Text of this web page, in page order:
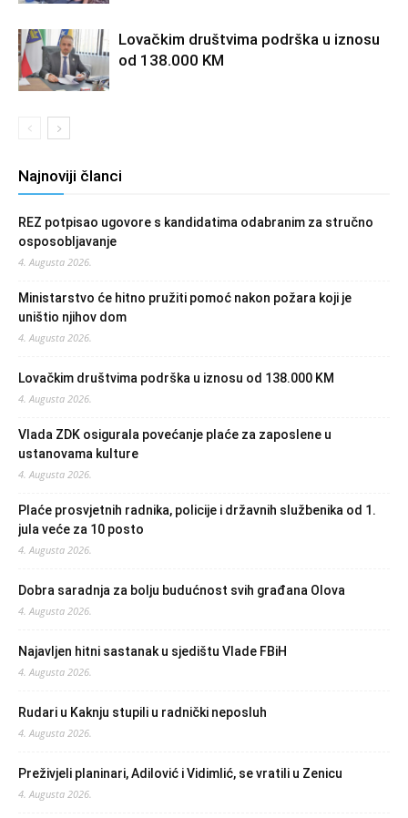
Lovačkim društvima podrška u iznosu
od 138.000 KM
Najnoviji članci
REZ potpisao ugovore s kandidatima odabranim za stručno
osposobljavanje
4. Augusta 2026.
Ministarstvo će hitno pružiti pomoć nakon požara koji je
uništio njihov dom
4. Augusta 2026.
Lovačkim društvima podrška u iznosu od 138.000 KM
4. Augusta 2026.
Vlada ZDK osigurala povećanje plaće za zaposlene u
ustanovama kulture
4. Augusta 2026.
Plaće prosvjetnih radnika, policije i državnih službenika od 1.
jula veće za 10 posto
4. Augusta 2026.
Dobra saradnja za bolju budućnost svih građana Olova
4. Augusta 2026.
Najavljen hitni sastanak u sjedištu Vlade FBiH
4. Augusta 2026.
Rudari u Kaknju stupili u radnički neposluh
4. Augusta 2026.
Preživjeli planinari, Adilović i Vidimlić, se vratili u Zenicu
4. Augusta 2026.